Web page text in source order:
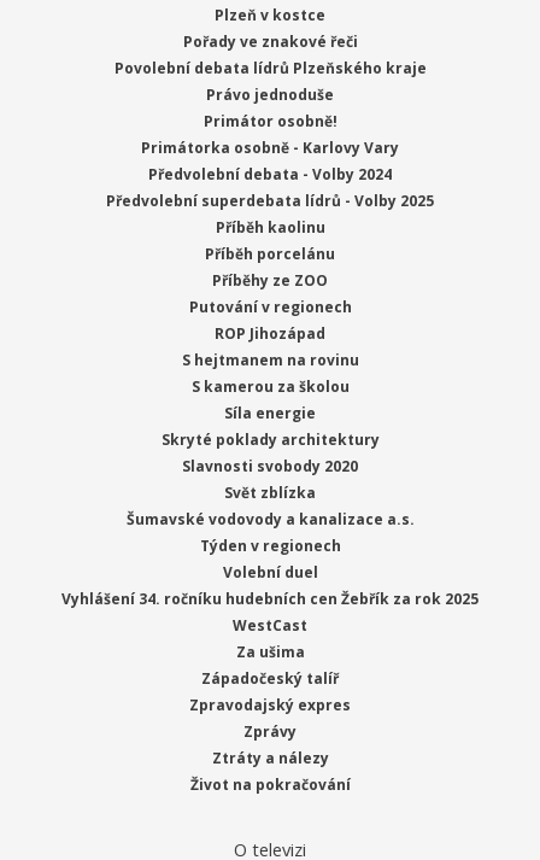
Plzeň v kostce
Pořady ve znakové řeči
Povolební debata lídrů Plzeňského kraje
Právo jednoduše
Primátor osobně!
Primátorka osobně - Karlovy Vary
Předvolební debata - Volby 2024
Předvolební superdebata lídrů - Volby 2025
Příběh kaolinu
Příběh porcelánu
Příběhy ze ZOO
Putování v regionech
ROP Jihozápad
S hejtmanem na rovinu
S kamerou za školou
Síla energie
Skryté poklady architektury
Slavnosti svobody 2020
Svět zblízka
Šumavské vodovody a kanalizace a.s.
Týden v regionech
Volební duel
Vyhlášení 34. ročníku hudebních cen Žebřík za rok 2025
WestCast
Za ušima
Západočeský talíř
Zpravodajský expres
Zprávy
Ztráty a nálezy
Život na pokračování
O televizi